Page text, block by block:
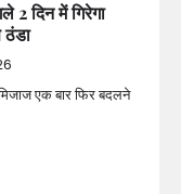
दिन में गिरेगा
ठंडा
एक बार फिर बदलने